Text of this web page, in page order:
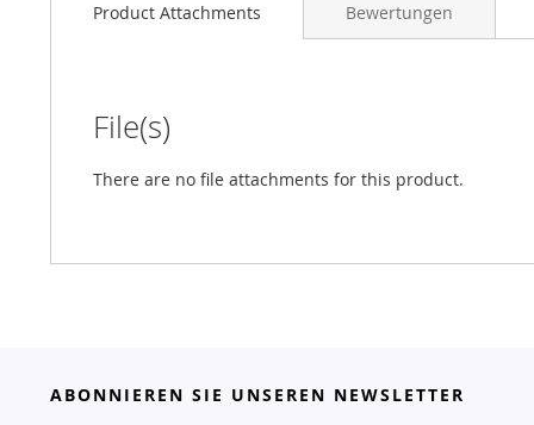
Product Attachments
File(s)
There are no file attachments for this product.
Bewertungen
ABONNIEREN SIE UNSEREN NEWSLETTER